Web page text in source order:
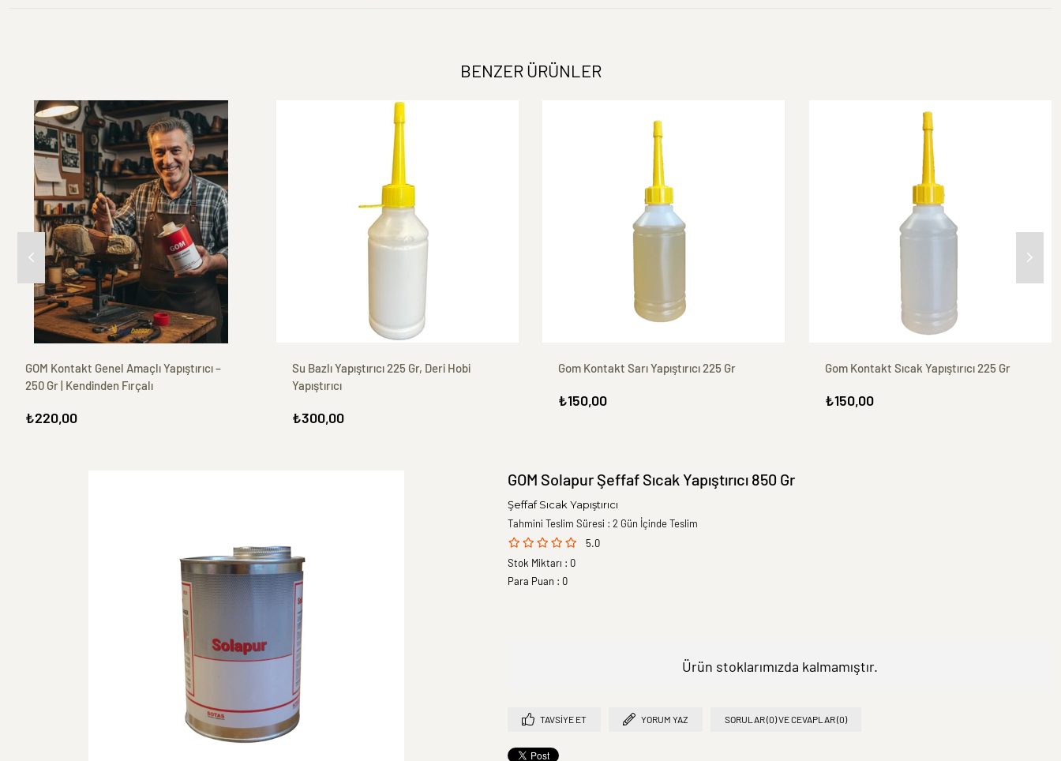
BENZER ÜRÜNLER
GOM Kontakt Genel Amaçlı Yapıştırıcı –
250 Gr | Kendinden Fırçalı
₺220,00
Su Bazlı Yapıştırıcı 225 Gr, Deri Hobi
Yapıştırıcı
₺300,00
Gom Kontakt Sarı Yapıştırıcı 225 Gr
₺150,00
Gom Kontakt Sıcak Yapıştırıcı 225 Gr
₺150,00
GOM Solapur Şeffaf Sıcak Yapıştırıcı 850 Gr
Şeffaf Sıcak Yapıştırıcı
Tahmini Teslim Süresi : 2 Gün İçinde Teslim
5.0
Stok Miktarı : 0
Para Puan : 0
Ürün stoklarımızda kalmamıştır.
TAVSIYE ET YORUM YAZ SORULAR (0) VE CEVAPLAR (0)